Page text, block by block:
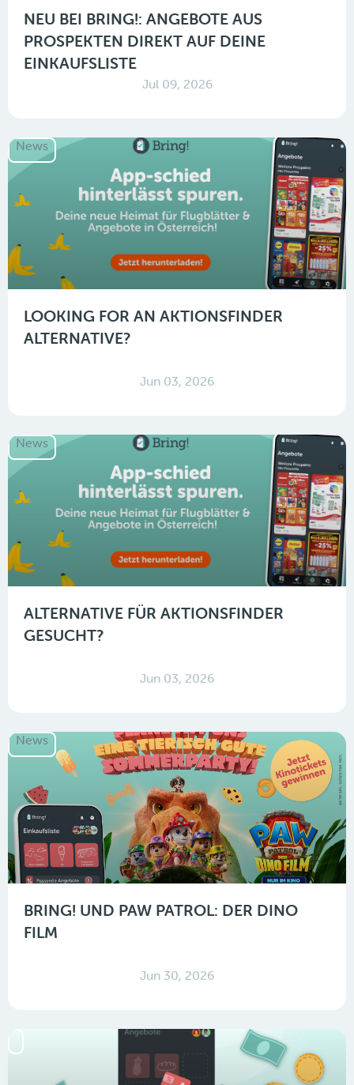
NEU BEI BRING!: ANGEBOTE AUS
PROSPEKTEN DIREKT AUF DEINE
EINKAUFSLISTE
Jul 09, 2026
News
LOOKING FOR AN AKTIONSFINDER
ALTERNATIVE?
Jun 03, 2026
News
ALTERNATIVE FÜR AKTIONSFINDER
GESUCHT?
Jun 03, 2026
News
BRING! UND PAW PATROL: DER DINO
FILM
Jun 30, 2026